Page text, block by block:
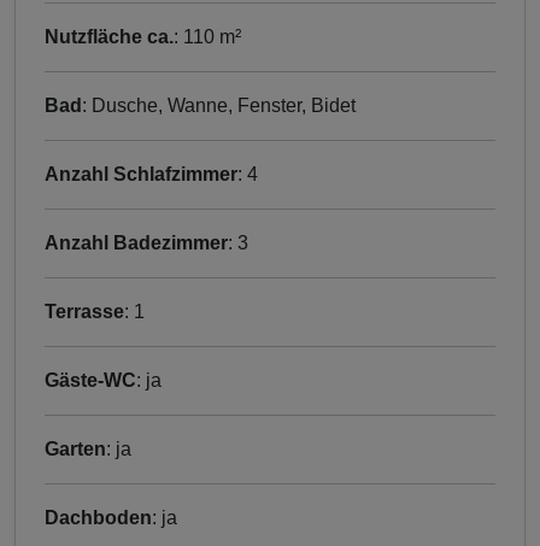
Nutzfläche ca.: 110 m²
Bad : Dusche, Wanne, Fenster, Bidet
Anzahl Schlafzimmer: 4
Anzahl Badezimmer: 3
Terrasse: 1
Gäste-WC: ja
Garten: ja
Dachboden: ja